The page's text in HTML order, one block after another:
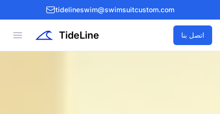
tidelineswim@swimsuitcustom.com
Open menu TideLine اتصل بنا